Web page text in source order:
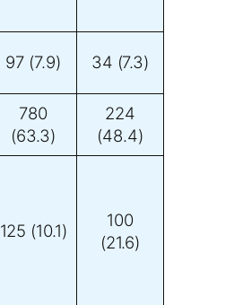
97 (7.9) 34 (7.3)
780
(63.3)
224
(48.4)
125 (10.1)
100
(21.6)